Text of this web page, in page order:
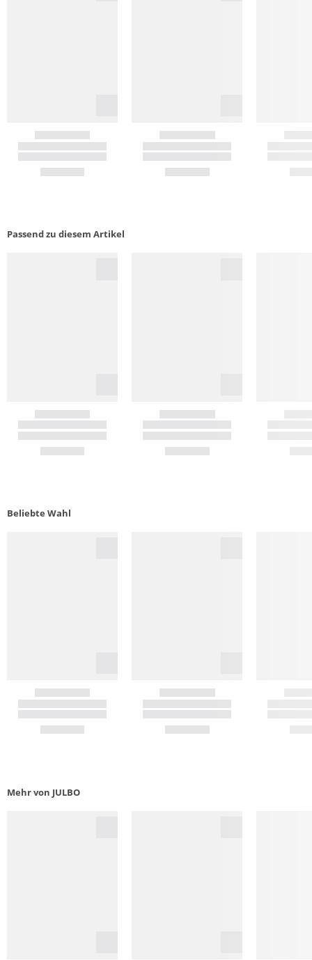
Passend zu diesem Artikel
Beliebte Wahl
Mehr von JULBO